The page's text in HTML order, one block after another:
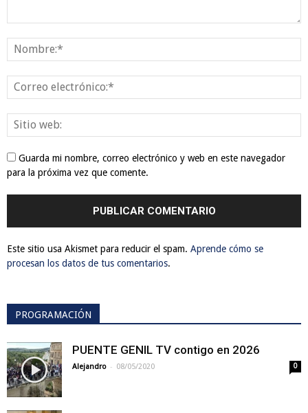
Guarda mi nombre, correo electrónico y web en este navegador
para la próxima vez que comente.
Este sitio usa Akismet para reducir el spam. Aprende cómo se
procesan los datos de tus comentarios.
PROGRAMACIÓN
PUENTE GENIL TV contigo en 2026
Alejandro - 08/05/2020 0